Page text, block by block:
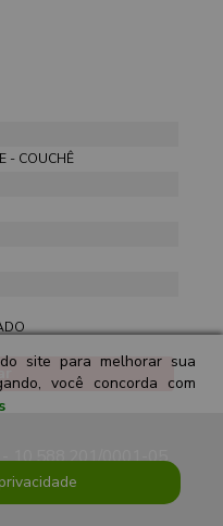
- COUCHÊ
10.588.201/0001-05
site para melhorar sua
você concorda com